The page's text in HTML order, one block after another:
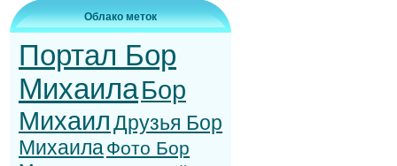
Облако меток
Портал Бор
МихаилаБор
МихаилДрузья Бор
МихаилаФото Бор